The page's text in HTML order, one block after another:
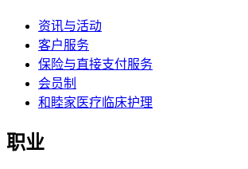
资讯与活动
客户服务
保险与直接支付服务
会员制
和睦家医疗临床护理
职业